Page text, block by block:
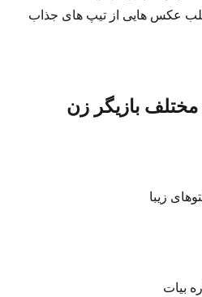
عکس هایی از تیپ های جذاب
مختلف بازیگر زن
زیبا
بیات